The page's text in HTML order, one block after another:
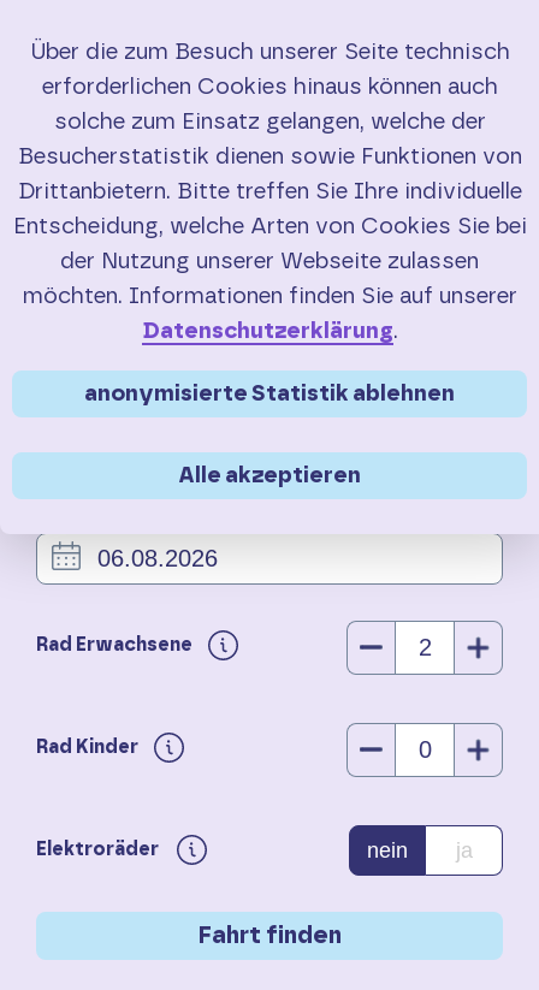
Buchung
Kontakt
Suche
Starten Sie Ihre
Radtour mit einem
RadBus
RadBusbuchen
Rad Erwachsene
Rad Kinder
Elektroräder nein ja
Über die zum Besuch unserer Seite technisch
erforderlichen Cookies hinaus können auch
solche zum Einsatz gelangen, welche der
Besucherstatistik dienen sowie Funktionen von
Drittanbietern. Bitte treffen Sie Ihre individuelle
Entscheidung, welche Arten von Cookies Sie bei
der Nutzung unserer Webseite zulassen
möchten. Informationen finden Sie auf unserer
Datenschutzerklärung.
anonymisierte Statistik ablehnen
Alle akzeptieren